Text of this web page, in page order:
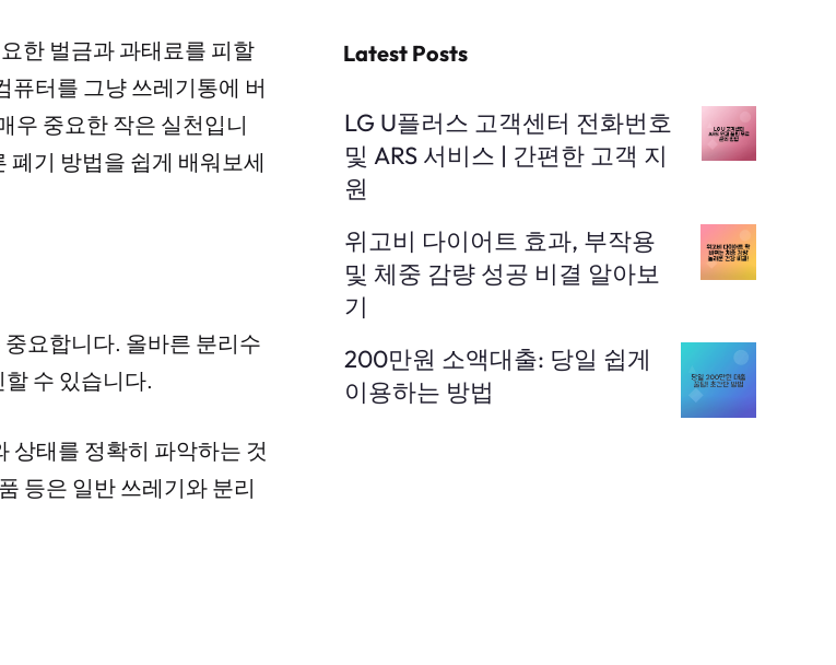
한 벌금과 과태료를 피할
퓨터를 그냥 쓰레기통에 버
우 중요한 작은 실천입니
기 방법을 쉽게 배워보세
요합니다. 올바른 분리수
수 있습니다.
상태를 정확히 파악하는 것
등은 일반 쓰레기와 분리
Latest Posts
LG U플러스 고객센터 전화번호
및 ARS 서비스 | 간편한 고객 지
원
위고비 다이어트 효과, 부작용
및 체중 감량 성공 비결 알아보
기
200만원 소액대출: 당일 쉽게
이용하는 방법